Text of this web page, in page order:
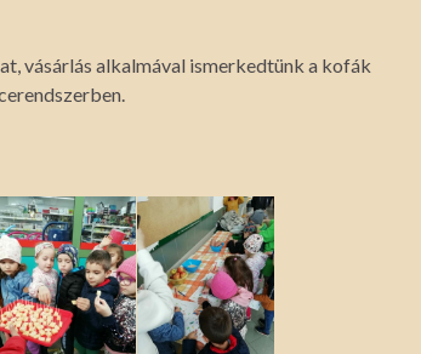
vásárlás alkalmával ismerkedtünk a kofák